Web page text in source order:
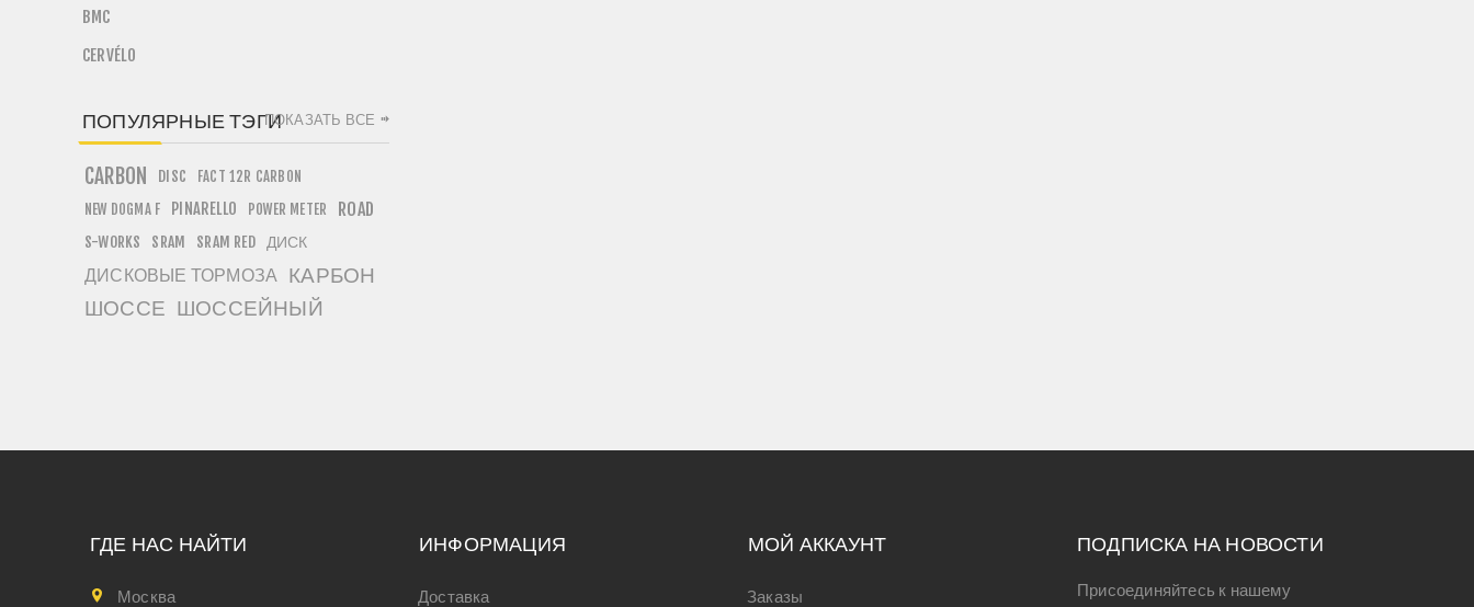
BMC
CERVÉLO
ПОПУЛЯРНЫЕ ТЭГИ
CARBON DISC
FACT 12R CARBON
NEW DOGMA F
PINARELLO POWER METER ROAD
S-WORKS SRAM SRAM RED ДИСК
ДИСКОВЫЕ ТОРМОЗА КАРБОН
ШОССЕ ШОССЕЙНЫЙ
ПОКАЗАТЬ ВСЕ
ГДЕ НАС НАЙТИ
Москва
ИНФОРМАЦИЯ
Доставка
МОЙ АККАУНТ
Заказы
ПОДПИСКА НА НОВОСТИ
Присоединяйтесь к нашему